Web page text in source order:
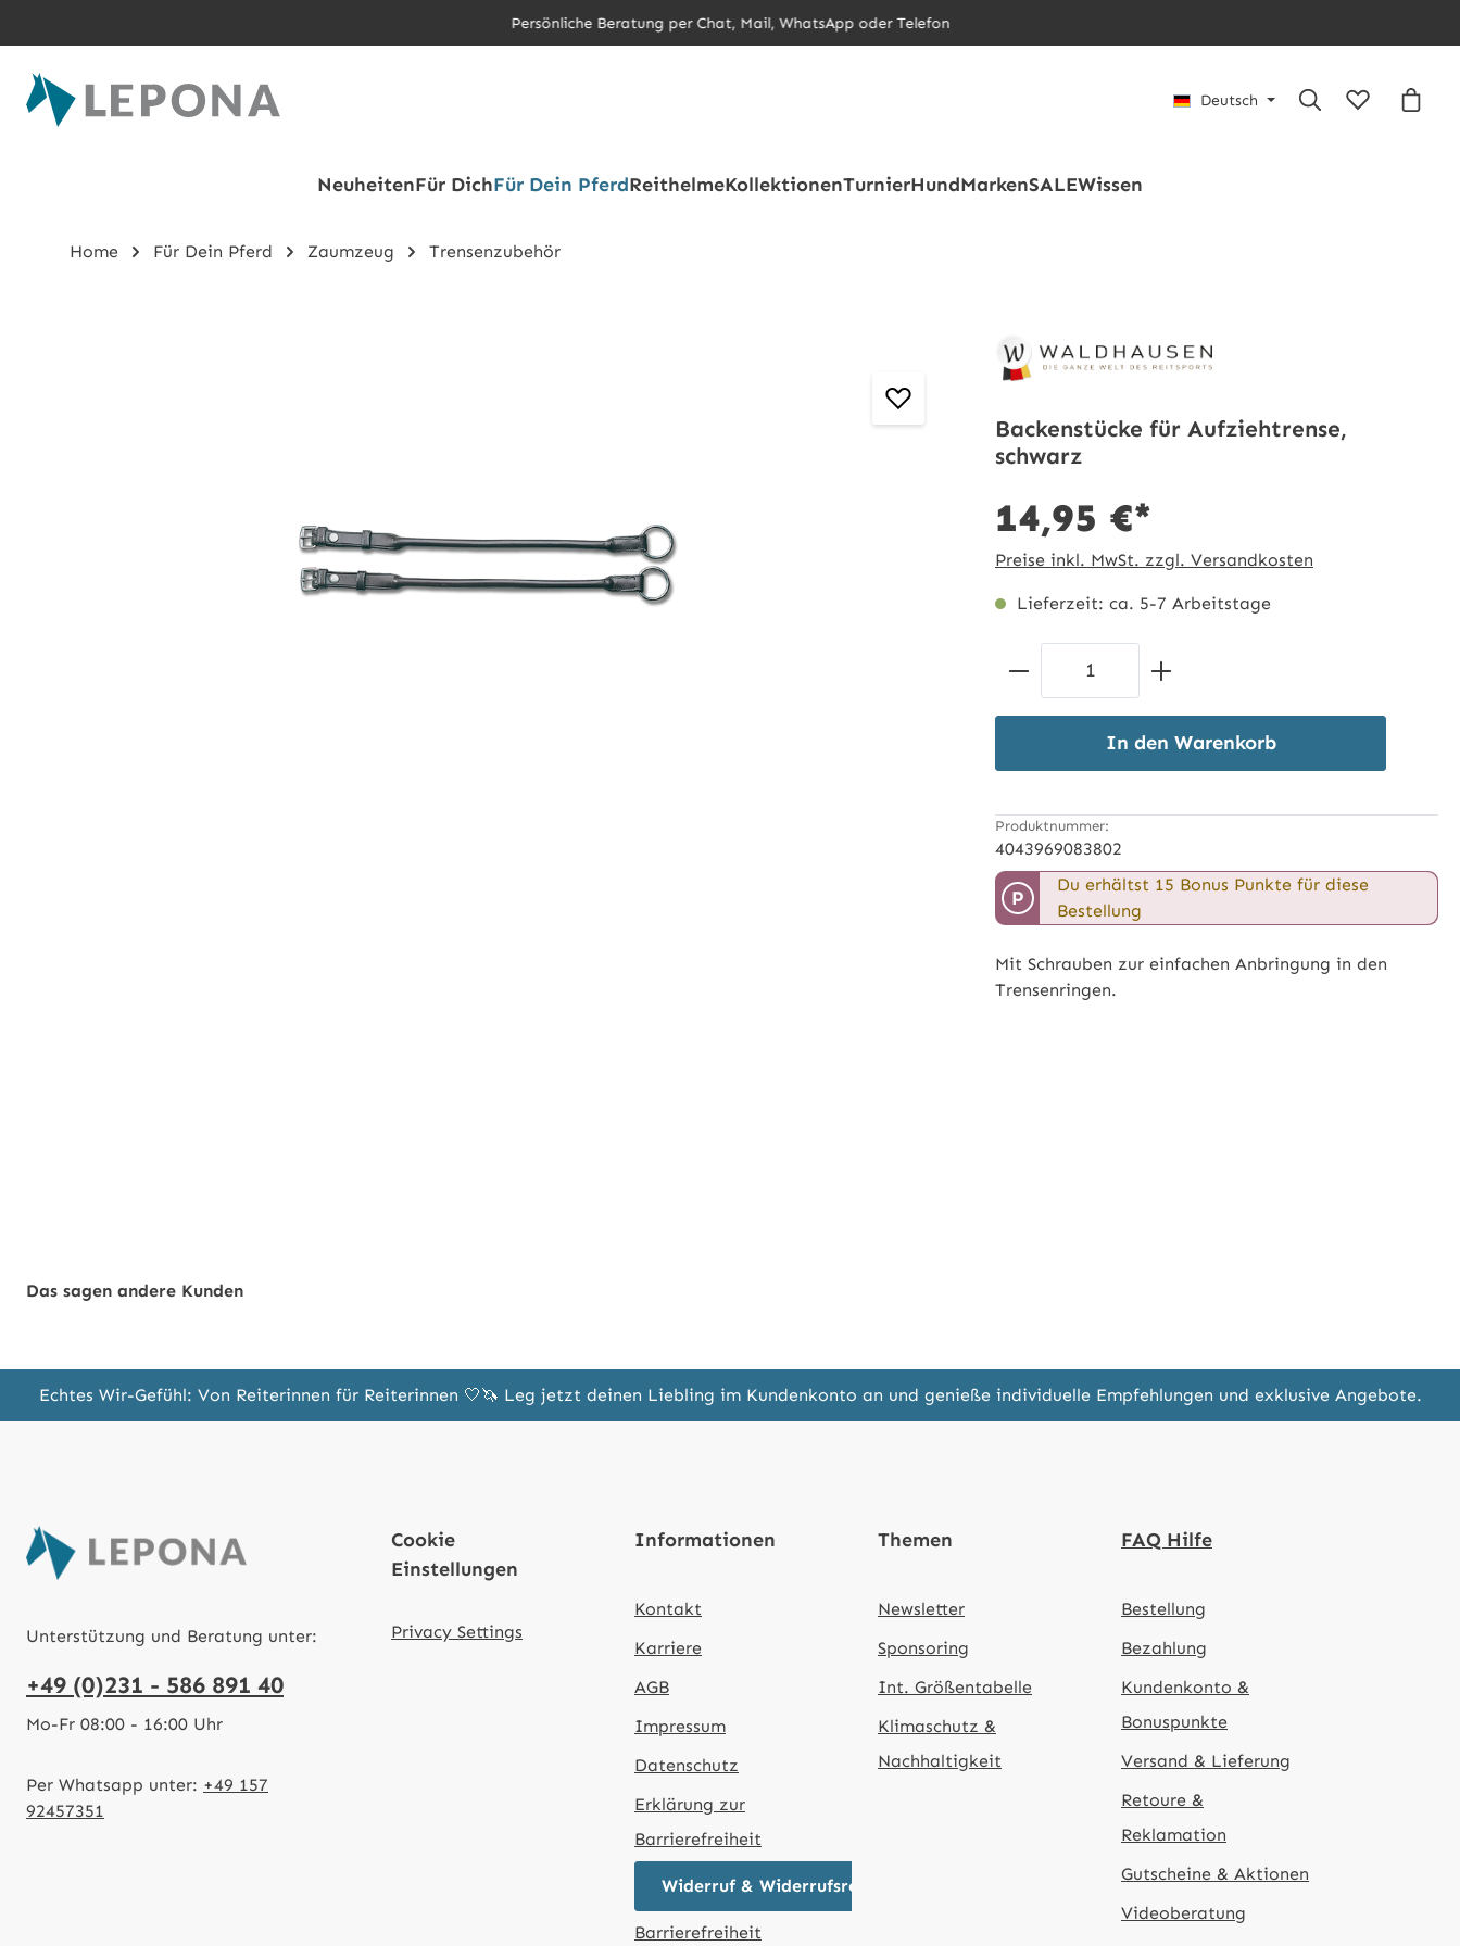
Persönliche Beratung per Chat, Mail, WhatsApp oder Telefon
Deutsch
Du hast 0
NeuheitenFür DichFür Dein PferdReithelmeKollektionenTurnierHundMarkenSALEWissen
Home Für Dein Pferd Zaumzeug Trensenzubehör
Backenstücke für Aufziehtrense,
schwarz
14,95 €*
Preise inkl. MwSt. zzgl. Versandkosten
Lieferzeit: ca. 5-7 Arbeitstage
Produkt Anzahl: Gib den
In den Warenkorb
Produktnummer:
4043969083802
P
Du erhältst 15 Bonus Punkte für diese
Bestellung
Mit Schrauben zur einfachen Anbringung in den
Trensenringen.
Das sagen andere Kunden
Echtes Wir-Gefühl: Von Reiterinnen für Reiterinnen 🤍🦄 Leg jetzt deinen Liebling im Kundenkonto an und genieße individuelle Empfehlungen und exklusive Angebote.
Unterstützung und Beratung unter:
+49 (0)231 - 586 891 40
Mo-Fr 08:00 - 16:00 Uhr
Per Whatsapp unter: +49 157
92457351
Cookie
Einstellungen
Privacy Settings
Informationen
Kontakt
Karriere
AGB
Impressum
Datenschutz
Erklärung zur
Barrierefreiheit
Widerruf & Widerrufsrecht
Barrierefreiheit
Themen
Newsletter
Sponsoring
Int. Größentabelle
Klimaschutz &
Nachhaltigkeit
FAQ Hilfe
Bestellung
Bezahlung
Kundenkonto &
Bonuspunkte
Versand & Lieferung
Retoure &
Reklamation
Gutscheine & Aktionen
Videoberatung